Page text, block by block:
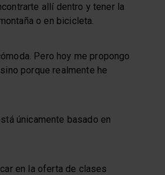
allí dentro y tener la
o en bicicleta.
Pero hoy me propongo
porque realmente he
únicamente basado en
en la oferta de clases